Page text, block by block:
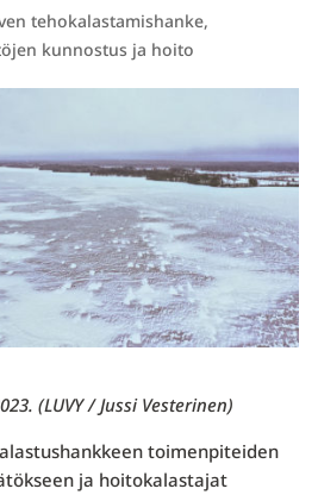
tehokalastamishanke,
kunnostus ja hoito
(LUVY / Jussi Vesterinen)
toimenpiteiden
ja hoitokalastajat